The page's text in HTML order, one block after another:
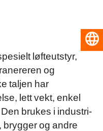
løfteutstyr,
og
taljen har
lett vekt, enkel
brukes i industri-
og andre
Norsk